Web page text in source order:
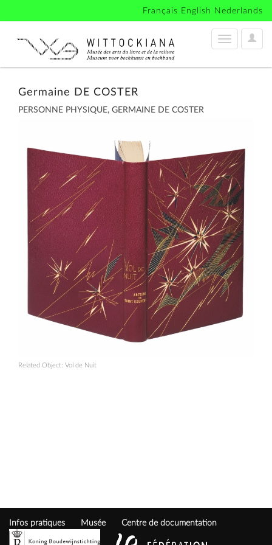
Français English Nederlands
User
Toggle
navigation
Germaine DE COSTER
PERSONNE PHYSIQUE, GERMAINE DE COSTER
Related Object: Vol de Nuit
Infos pratiques Musée Centre de documentation